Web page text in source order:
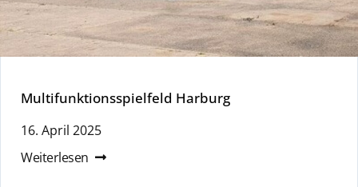
Multifunktionsspielfeld Harburg
16. April 2025
Weiterlesen